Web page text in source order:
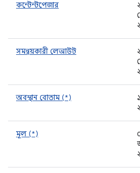
কন্টেন্টপেজার
সমন্বয়কারী লেআউট
অবস্থান বোতাম (*)
মূল (*)